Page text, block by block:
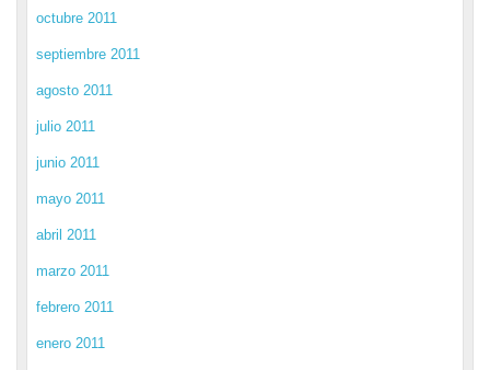
octubre 2011
septiembre 2011
agosto 2011
julio 2011
junio 2011
mayo 2011
abril 2011
marzo 2011
febrero 2011
enero 2011